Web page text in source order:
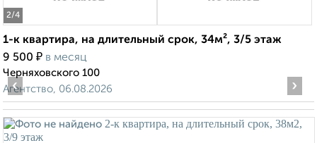
2/4
1-к квартира, на длительный срок, 34м², 3/5 этаж
9 500 ₽ в месяц
Черняховского 100
Агентство, 06.08.2026
‹ ›